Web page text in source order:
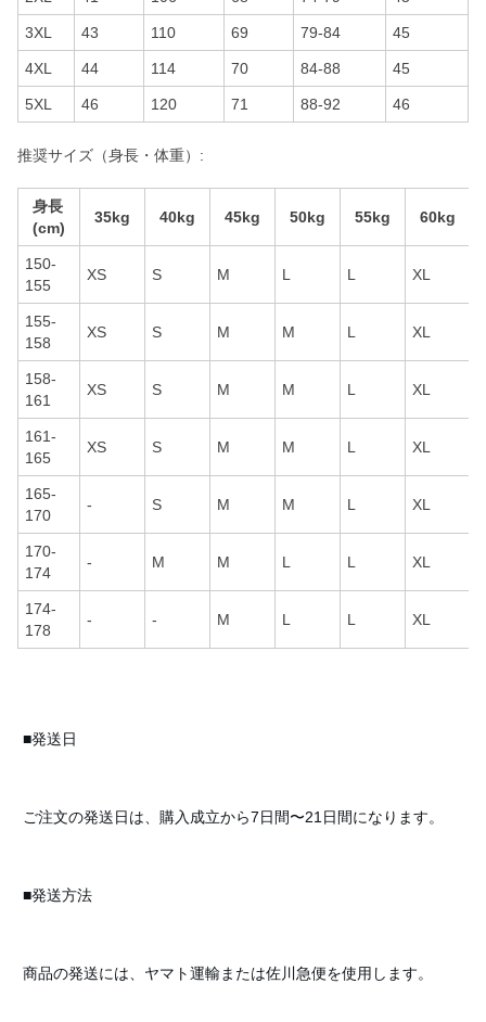
3XL 43 110 69 79-84 45
4XL 44 114 70 84-88 45
5XL 46 120 71 88-92 46
推奨サイズ（身長・体重）:
身長
(cm)
35kg 40kg 45kg 50kg 55kg 60kg
150-
155
XS S M L L XL
155-
158
XS S M M L XL
158-
161
XS S M M L XL
161-
165
XS S M M L XL
165-
170
- S M M L XL
170-
174
- M M L L XL
174-
178
- - M L L XL
■発送日
ご注文の発送日は、購入成立から7日間〜21日間になります。
■発送方法
商品の発送には、ヤマト運輸または佐川急便を使用します。